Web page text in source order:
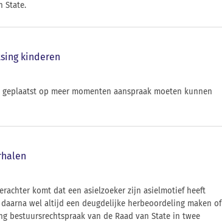
State.
kinderen
op meer momenten aanspraak moeten kunnen
komt dat een asielzoeker zijn asielmotief heeft
wel altijd een deugdelijke herbeoordeling maken of
bestuursrechtspraak van de Raad van State in twee